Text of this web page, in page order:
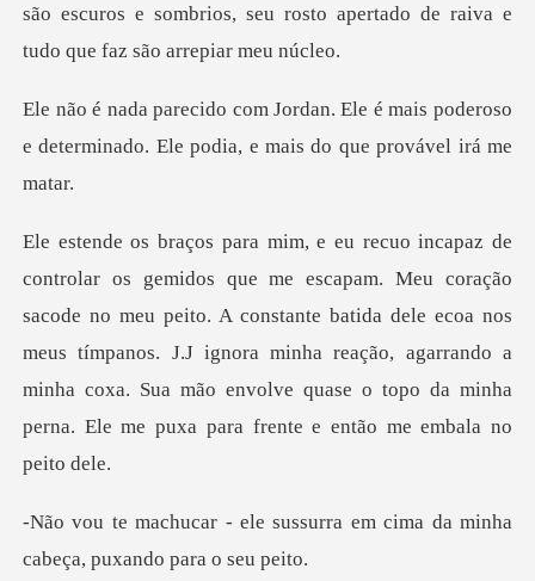
é mais poderoso
e determinado. Ele pod
de no meu peito. A constante batida dele ecoa nos
meus tímpanos. J.J ignora minha reação, agarrando a
minha
ussurra em cima da minha
cab